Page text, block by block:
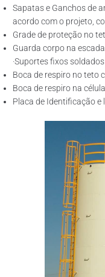
Sapatas e Ganchos de
acordo com o projeto,
Grade de proteção no
Guarda corpo na
·Suportes fixos
Boca de respiro no teto
Boca de respiro na
Placa de Identificação